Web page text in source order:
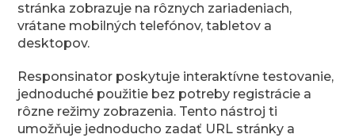
stránka zobrazuje na rôznych zariadeniach,
vrátane mobilných telefónov, tabletov a
desktopov.
Responsinator poskytuje interaktívne testovanie,
jednoduché použitie bez potreby registrácie a
rôzne režimy zobrazenia. Tento nástroj ti
umožňuje jednoducho zadať URL stránky a